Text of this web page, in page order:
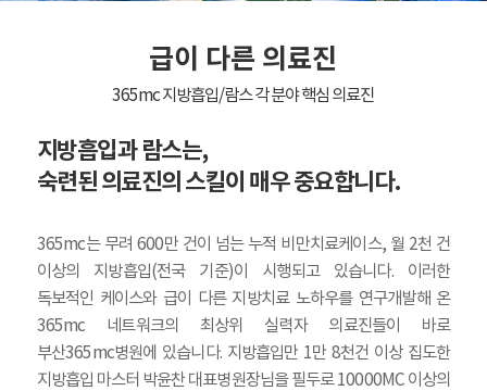
급이 다른 의료진
365mc 지방흡입/람스 각 분야 핵심 의료진
지방흡입과 람스는,
숙련된 의료진의 스킬이 매우 중요합니다.
365mc는 무려 600만 건이 넘는 누적 비만치료케이스, 월 2천 건
이상의 지방흡입(전국 기준)이 시행되고 있습니다. 이러한
독보적인 케이스와 급이 다른 지방치료 노하우를 연구개발해 온
365mc 네트워크의 최상위 실력자 의료진들이 바로
부산365mc병원에 있습니다. 지방흡입만 1만 8천건 이상 집도한
지방흡입 마스터 박윤찬 대표병원장님을 필두로 10000MC 이상의